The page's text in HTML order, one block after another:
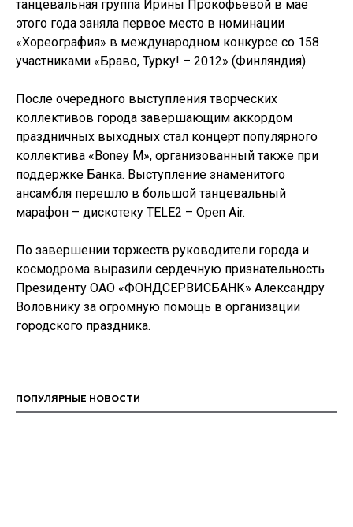
танцевальная группа Ирины Прокофьевой в мае
этого года заняла первое место в номинации
«Хореография» в международном конкурсе со 158
участниками «Браво, Турку! – 2012» (Финляндия).
После очередного выступления творческих
коллективов города завершающим аккордом
праздничных выходных стал концерт популярного
коллектива «Boney M», организованный также при
поддержке Банка. Выступление знаменитого
ансамбля перешло в большой танцевальный
марафон – дискотеку TELE2 – Open Air.
По завершении торжеств руководители города и
космодрома выразили сердечную признательность
Президенту ОАО «ФОНДСЕРВИСБАНК» Александру
Воловнику за огромную помощь в организации
городского праздника.
ПОПУЛЯРНЫЕ НОВОСТИ